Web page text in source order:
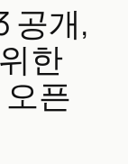
공개,
한
오픈